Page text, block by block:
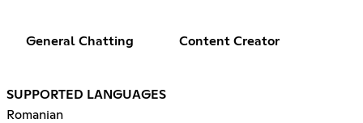
General Chatting Content Creator
SUPPORTED LANGUAGES
Romanian